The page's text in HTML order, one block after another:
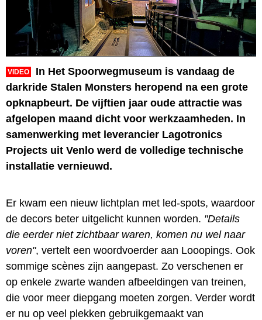
VIDEO
In Het Spoorwegmuseum is vandaag de
darkride Stalen Monsters heropend na een grote
opknapbeurt. De vijftien jaar oude attractie was
afgelopen maand dicht voor werkzaamheden. In
samenwerking met leverancier Lagotronics
Projects uit Venlo werd de volledige technische
installatie vernieuwd.
Er kwam een nieuw lichtplan met led-spots, waardoor
de decors beter uitgelicht kunnen worden. "Details
die eerder niet zichtbaar waren, komen nu wel naar
voren", vertelt een woordvoerder aan Looopings. Ook
sommige scènes zijn aangepast. Zo verschenen er
op enkele zwarte wanden afbeeldingen van treinen,
die voor meer diepgang moeten zorgen. Verder wordt
er nu op veel plekken gebruikgemaakt van